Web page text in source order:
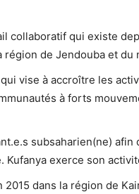
collaboratif qui existe
région de Jendouba et du
vise à accroître les
à forts
subsaharien(ne)
exerce son
dans la région de